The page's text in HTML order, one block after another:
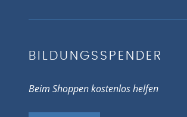
BILDUNGSSPENDER
Beim Shoppen kostenlos helfen